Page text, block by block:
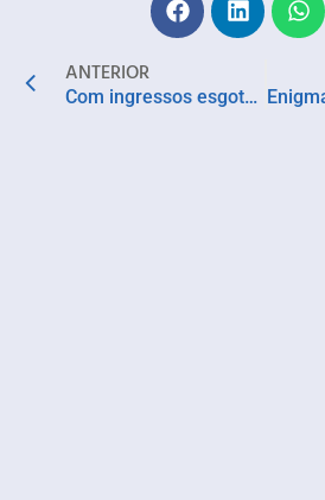
ANTERIOR
Com ingressos esgotados para amanhã (28) Hidden anuncia nova data de apresentação da ABOCA para dezembro